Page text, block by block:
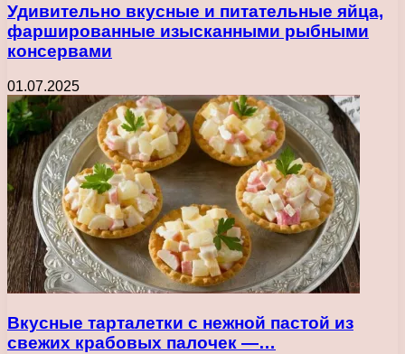
Удивительно вкусные и питательные яйца,
фаршированные изысканными рыбными
консервами
01.07.2025
Вкусные тарталетки с нежной пастой из
свежих крабовых палочек —…